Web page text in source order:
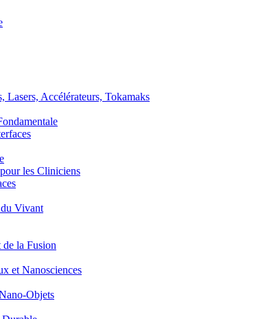
Accélérateurs, Tokamaks
les Cliniciens
Vivant
la Fusion
et Nanosciences
Objets